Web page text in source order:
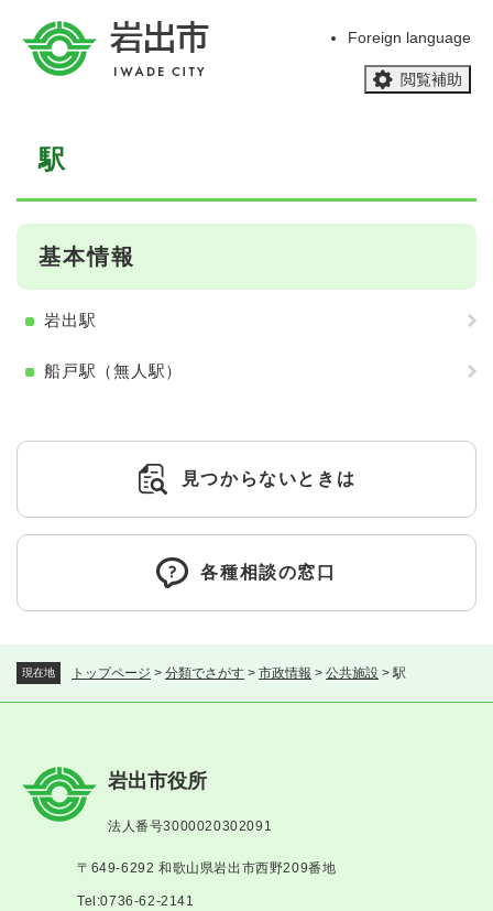
Foreign language
閲覧補助
現在地 トップページ > 分類でさがす > 市政情報 > 公共施設 >駅
駅
基本情報
岩出駅
船戸駅（無人駅）
見つからないときは
各種相談の窓口
岩出市役所
法人番号3000020302091
〒649-6292 和歌山県岩出市西野209番地
Tel:0736-62-2141